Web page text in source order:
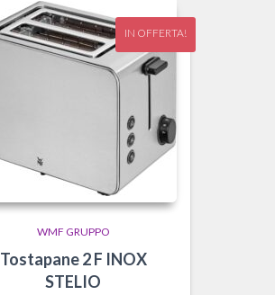
IN OFFERTA!
WMF GRUPPO
Tostapane 2 F INOX
STELIO